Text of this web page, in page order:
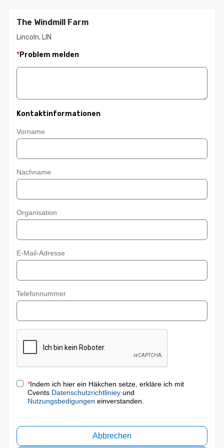
The Windmill Farm
Lincoln, LIN
*Problem melden
Kontaktinformationen
Vorname
Nachname
Organisation
E-Mail-Adresse
Telefonnummer
*Indem ich hier ein Häkchen setze, erkläre ich mit
Cvents Datenschutzrichtliniey und
Nutzungsbedigungen einverstanden.
Abbrechen